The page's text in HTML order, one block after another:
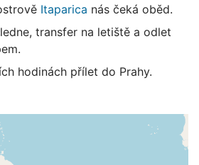
Itaparica nás čeká oběd.
transfer na letiště a odlet
hodinách přílet do Prahy.